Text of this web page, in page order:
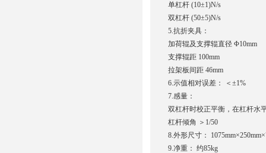
单杠杆 (10±1)N/s
双杠杆 (50±5)N/s
5.抗折夹具：
加荷辊及支撑辊直径 Φ10mm
支撑辊距 100mm
拉架板间距 46mm
6.示值相对误差： ＜±1%
7.感量：
双杠杆时校正平衡，在杠杆水
杠杆倾角 ＞1/50
8.外形尺寸：
9.净重： 约85kg